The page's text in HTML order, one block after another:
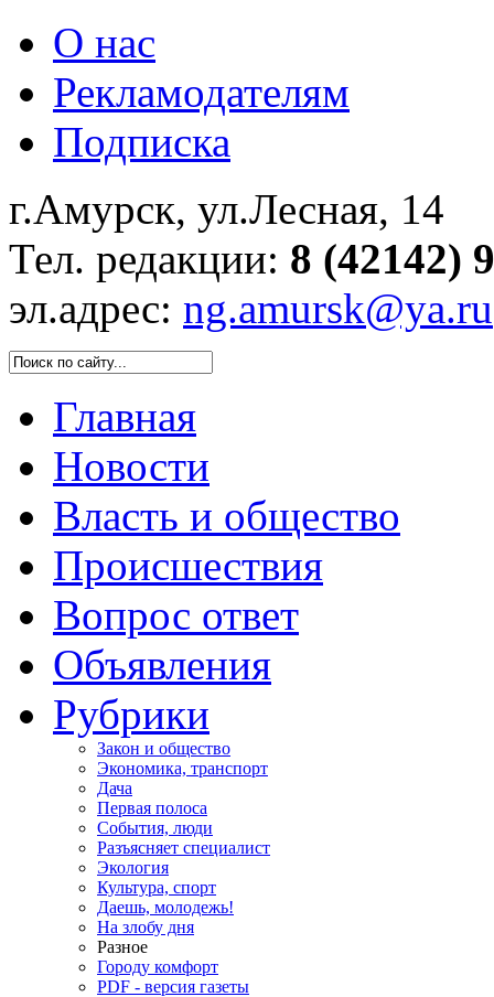
О нас
Рекламодателям
Подписка
г.Амурск, ул.Лесная, 14
Тел. редакции: 8 (42142)
эл.адрес: ng.amursk@ya.ru
Главная
Новости
Власть и общество
Происшествия
Вопрос ответ
Объявления
Рубрики
Закон и общество
Экономика, транспорт
Дача
Первая полоса
События, люди
Разъясняет специалист
Экология
Культура, спорт
Даешь, молодежь!
На злобу дня
Разное
Городу комфорт
PDF - версия газеты